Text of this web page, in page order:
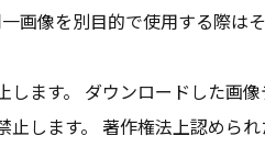
像を別目的で使用する際は
します。 ダウンロードした画
止します。 著作権法上認めら